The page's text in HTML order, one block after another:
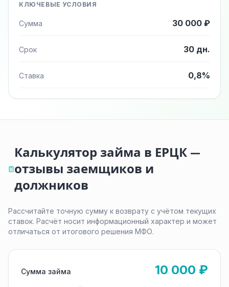
КЛЮЧЕВЫЕ УСЛОВИЯ
Сумма 30 000 ₽
Срок 30 дн.
Ставка 0,8%
Калькулятор займа в ЕРЦК —
отзывы заемщиков и
должников
Рассчитайте точную сумму к возврату с учётом текущих
ставок. Расчёт носит информационный характер и может
отличаться от итогового решения МФО.
Сумма займа 10 000 ₽